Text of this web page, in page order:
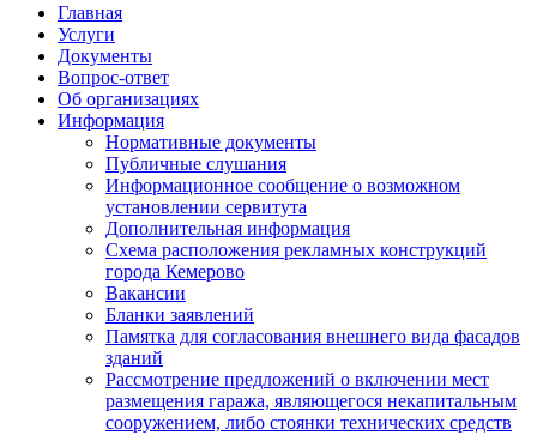
Главная
Услуги
Документы
Вопрос-ответ
Об организациях
Информация
Нормативные документы
Публичные слушания
Информационное сообщение о возможном
установлении сервитута
Дополнительная информация
Схема расположения рекламных конструкций
города Кемерово
Вакансии
Бланки заявлений
Памятка для согласования внешнего вида фасадов
зданий
Рассмотрение предложений о включении мест
размещения гаража, являющегося некапитальным
сооружением, либо стоянки технических средств